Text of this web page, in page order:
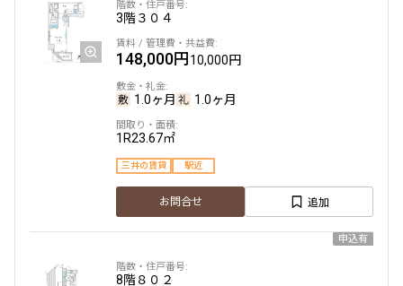
3階３０４
148,000円10,000円
1.0ヶ月 1.0ヶ月
1R23.67㎡
三井の賃貸 駅近
お問合せ 追加
申込有
8階８０２